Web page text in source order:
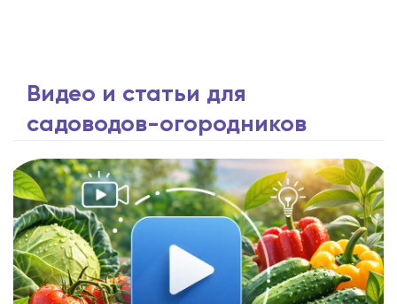
Видео и статьи для
садоводов-огородников